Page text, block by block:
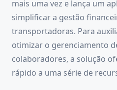
mais uma vez e lança um
simplificar a gestão
transportadoras. Para
otimizar o gerenciamento
colaboradores, a solução
rápido a uma série de